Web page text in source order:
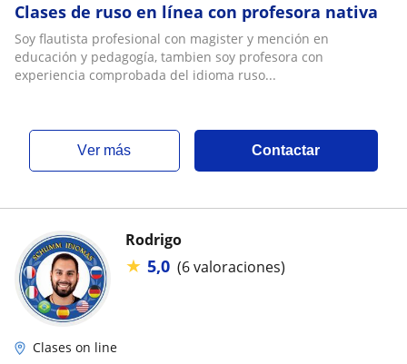
Clases de ruso en línea con profesora nativa
Soy flautista profesional con magister y mención en
educación y pedagogía, tambien soy profesora con
experiencia comprobada del idioma ruso...
ver más Contactar
Rodrigo
★ 5,0 (6 valoraciones)
Clases on line